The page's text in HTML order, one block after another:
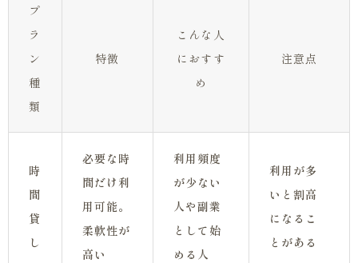
プ
ラ
ン
種
類
特徴
こんな人
におすす
め
注意点
時
間
貸
し
必要な時
間だけ利
用可能。
柔軟性が
高い
利用頻度
が少ない
人や副業
として始
める人
利用が多
いと割高
になるこ
とがある